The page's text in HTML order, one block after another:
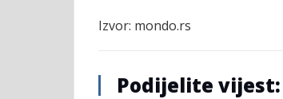
Izvor: mondo.rs
Podijelite vijest: